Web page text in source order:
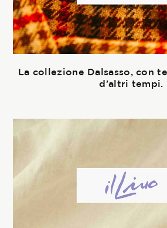
La collezione Dalsasso, con
d’altri tempi.